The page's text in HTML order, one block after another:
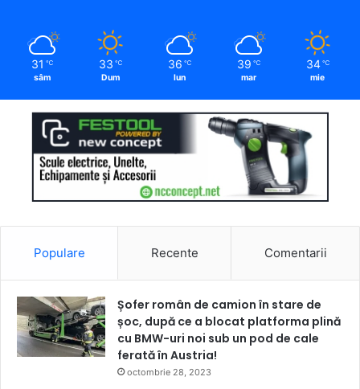
31 ℃
sâm
33 ℃
Dum
36 ℃
lun
39 ℃
mar
34 ℃
mie
Populare Recente Comentarii
Șofer român de camion în stare de
șoc, după ce a blocat platforma plină
cu BMW-uri noi sub un pod de cale
ferată în Austria!
octombrie 28, 2023